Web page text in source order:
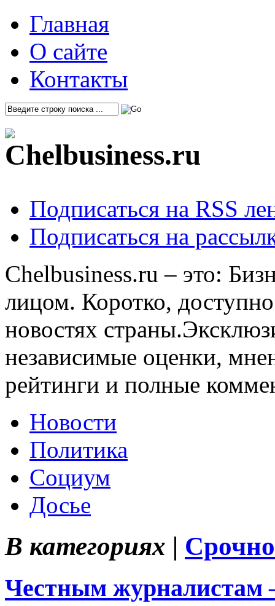
Главная
О сайте
Контакты
Подписаться на RSS
Подписаться на
Chelbusiness.ru – это:
лицом. Коротко,
новостях
независимые оценки,
рейтинги и полные
Новости
Политика
Социум
Досье
В категориях |
Честным журналистам